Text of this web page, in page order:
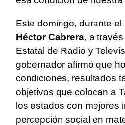
Este domingo, durante el
Héctor Cabrera, a
Estatal de Radio y
gobernador afirmó que
condiciones, resultados
objetivos que colocan a
los estados con mejores
percepción social en